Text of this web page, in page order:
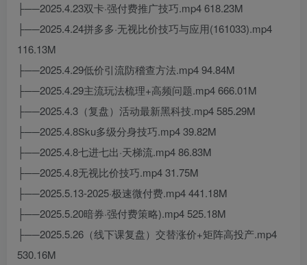
├──2025.4.23双卡·强付费推广技巧.mp4 618.23M
├──2025.4.24拼多多·无视比价技巧与应用(161033).mp4
116.13M
├──2025.4.29低价引流防稽查方法.mp4 94.84M
├──2025.4.29主流玩法梳理+高频问题.mp4 666.01M
├──2025.4.3（复盘）活动最新黑科技.mp4 585.29M
├──2025.4.8Sku多级分身技巧.mp4 39.82M
├──2025.4.8七进七出·天梯流.mp4 86.83M
├──2025.4.8无视比价技巧.mp4 31.75M
├──2025.5.13-2025·极速微付费.mp4 441.18M
├──2025.5.20暗券·强付费策略).mp4 525.18M
├──2025.5.26（线下课复盘）交替涨价+矩阵高投产.mp4
530.16M